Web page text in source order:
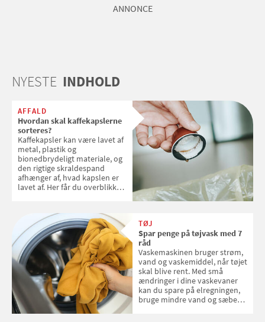
ANNONCE
NYESTE INDHOLD
AFFALD
Hvordan skal kaffekapslerne
sorteres?
Kaffekapsler kan være lavet af
metal, plastik og
bionedbrydeligt materiale, og
den rigtige skraldespand
afhænger af, hvad kapslen er
lavet af. Her får du overblikket
TØJ
Spar penge på tøjvask med 7
råd
Vaskemaskinen bruger strøm,
vand og vaskemiddel, når tøjet
skal blive rent. Med små
ændringer i dine vaskevaner
kan du spare på elregningen,
bruge mindre vand og sæbe